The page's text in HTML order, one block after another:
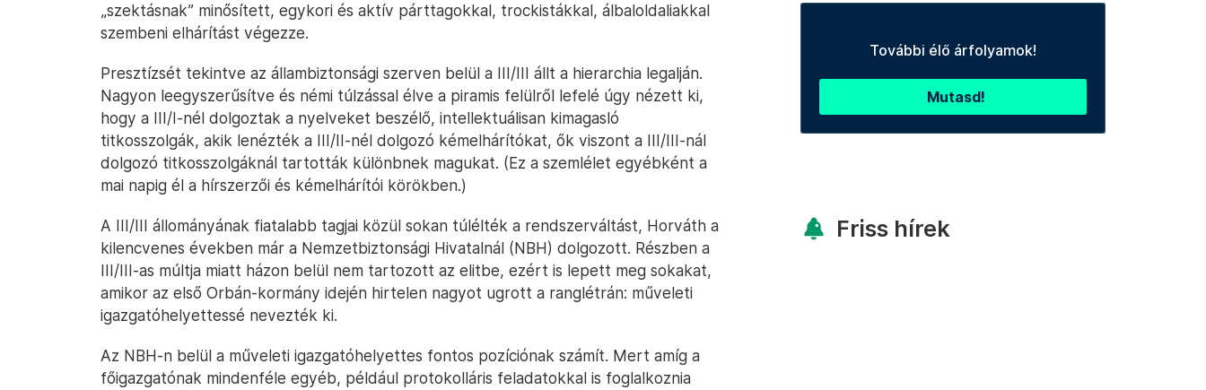
„szektásnak” minősített, egykori és aktív párttagokkal, trockistákkal, álbaloldaliakkal
szembeni elhárítást végezze.
Presztízsét tekintve az állambiztonsági szerven belül a III/III állt a hierarchia legalján.
Nagyon leegyszerűsítve és némi túlzással élve a piramis felülről lefelé úgy nézett ki,
hogy a III/I-nél dolgoztak a nyelveket beszélő, intellektuálisan kimagasló
titkosszolgák, akik lenézték a III/II-nél dolgozó kémelhárítókat, ők viszont a III/III-nál
dolgozó titkosszolgáknál tartották különbnek magukat. (Ez a szemlélet egyébként a
mai napig él a hírszerzői és kémelhárítói körökben.)
A III/III állományának fiatalabb tagjai közül sokan túlélték a rendszerváltást, Horváth a
kilencvenes években már a Nemzetbiztonsági Hivatalnál (NBH) dolgozott. Részben a
III/III-as múltja miatt házon belül nem tartozott az elitbe, ezért is lepett meg sokakat,
amikor az első Orbán-kormány idején hirtelen nagyot ugrott a ranglétrán: műveleti
igazgatóhelyettessé nevezték ki.
Az NBH-n belül a műveleti igazgatóhelyettes fontos pozíciónak számít. Mert amíg a
főigazgatónak mindenféle egyéb, például protokolláris feladatokkal is foglalkoznia
További élő árfolyamok!
Mutasd!
Friss hírek